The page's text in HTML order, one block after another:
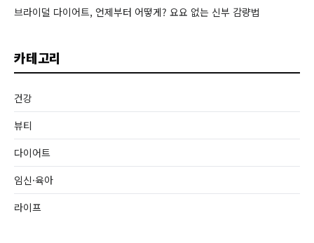
브라이덜 다이어트, 언제부터 어떻게? 요요 없는 신부 감량법
카테고리
건강
뷰티
다이어트
임신·육아
라이프